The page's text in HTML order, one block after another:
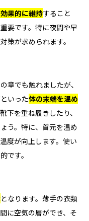
果的に維持すること
要です。特に夜間や早
策が求められます。
章でも触れましたが、
いった体の末端を温め
下を重ね履きしたり、
う。特に、首元を温め
度が向上します。使い
です。
となります。薄手の衣類
に空気の層ができ、そ